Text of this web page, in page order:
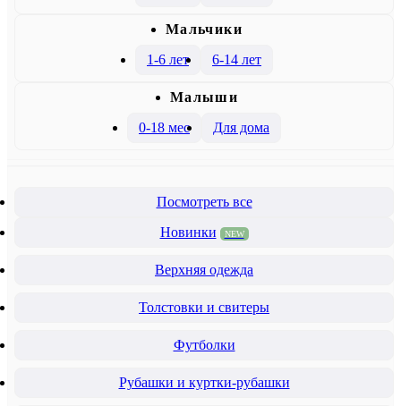
Mальчики
1-6 лет
6-14 лет
Малыши
0-18 мес
Для дома
Посмотреть все
Новинки
NEW
Верхняя одежда
Толстовки и свитеры
Футболки
Рубашки и куртки-рубашки